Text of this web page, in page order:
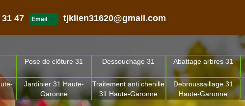
47 Email tjklien31620@gmail.com
Pose de clôture 31 Dessouchage 31 Abattage arbres 31
Jardinier 31 Haute-
Garonne
Traitement anti chenille
31 Haute-Garonne
Debroussaillage 31
Haute-Garonne